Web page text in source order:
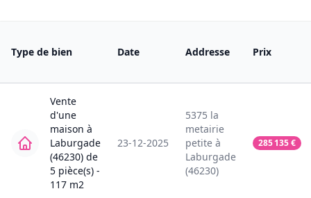
Type de bien Date Addresse Prix
Vente
d'une
maison à
Laburgade
(46230) de
5 pièce(s) -
117 m2
23-12-2025
5375 la
metairie
petite à
Laburgade
(46230)
285 135€